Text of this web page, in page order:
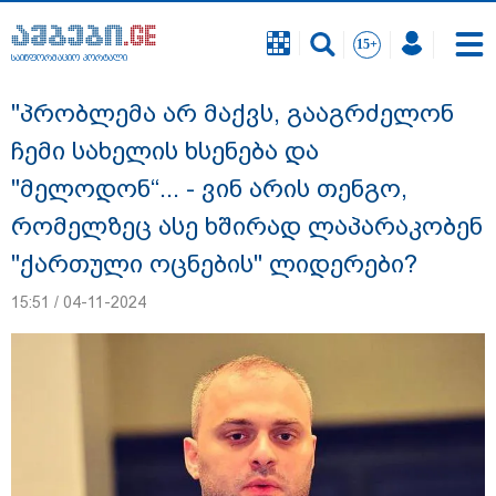
საინფორმაციო პორტალი
"ეს გაფრთხილება უნდა გახდეს
ყველასთვის" - ოკუპირებული აფხაზეთის
ე.წ. საგარეო უწყება გიორგი ბარამიძის
განცხადებასთან დაკავშირებით
საინფორმაციო პორტალი
"პრობლემა არ მაქვს, გააგრძელონ
ჩემი სახელის ხსენება და
"მელოდონ“... - ვინ არის თენგო,
რომელზეც ასე ხშირად ლაპარაკობენ
"ქართული ოცნების" ლიდერები?
15:51 / 04-11-2024